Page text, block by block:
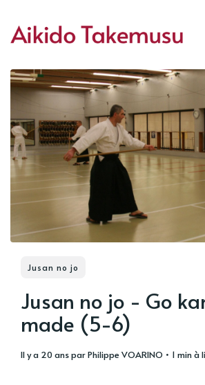
Jusan no jo
Jusan no jo - Go
made (5-6)
il y a 20 ansparPhilippe VOARINO • 1 min à